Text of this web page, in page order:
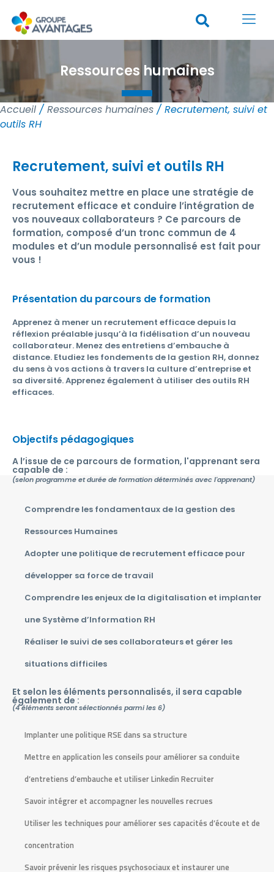
Ressources humaines
Accueil / Ressources humaines / Recrutement, suivi et
outils RH
Recrutement, suivi et outils RH
Vous souhaitez mettre en place une stratégie de
recrutement efficace et conduire l’intégration de
vos nouveaux collaborateurs ? Ce parcours de
formation, composé d’un tronc commun de 4
modules et d’un module personnalisé est fait pour
vous !
Présentation du parcours de formation
Apprenez à mener un recrutement efficace depuis la
réflexion préalable jusqu’à la fidélisation d’un nouveau
collaborateur. Menez des entretiens d’embauche à
distance. Etudiez les fondements de la gestion RH, donnez
du sens à vos actions à travers la culture d’entreprise et
sa diversité. Apprenez également à utiliser des outils RH
efficaces.
Objectifs pédagogiques
A l’issue de ce parcours de formation, l'apprenant sera
capable de :
(selon programme et durée de formation déterminés avec l'apprenant)
Comprendre les fondamentaux de la gestion des
Ressources Humaines
Adopter une politique de recrutement efficace pour
développer sa force de travail
Comprendre les enjeux de la digitalisation et implanter
une Système d’Information RH
Réaliser le suivi de ses collaborateurs et gérer les
situations difficiles
Et selon les éléments personnalisés, il sera capable
également de :
(4 éléments seront sélectionnés parmi les 6)
Implanter une politique RSE dans sa structure
Mettre en application les conseils pour améliorer sa conduite
d’entretiens d’embauche et utiliser Linkedin Recruiter
Savoir intégrer et accompagner les nouvelles recrues
Utiliser les techniques pour améliorer ses capacités d’écoute et de
concentration
Savoir prévenir les risques psychosociaux et instaurer une